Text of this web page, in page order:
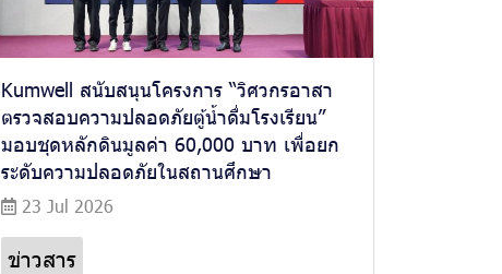
Kumwell สนับสนุนโครงการ “วิศวกรอาสา
ตรวจสอบความปลอดภัยตู้น้ำดื่มโรงเรียน”
มอบชุดหลักดินมูลค่า 60,000 บาท เพื่อยก
ระดับความปลอดภัยในสถานศึกษา
23 Jul 2026
ข่าวสาร